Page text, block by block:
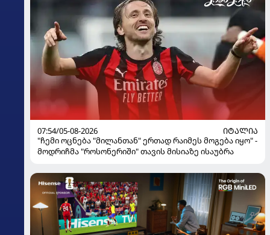
07:54/05-08-2026
ᲘᲢᲐᲚᲘᲐ
"ჩემი ოცნება "მილანთან" ერთად რაიმეს მოგება იყო" -
მოდრიჩმა "როსონერიში" თავის მისიაზე ისაუბრა